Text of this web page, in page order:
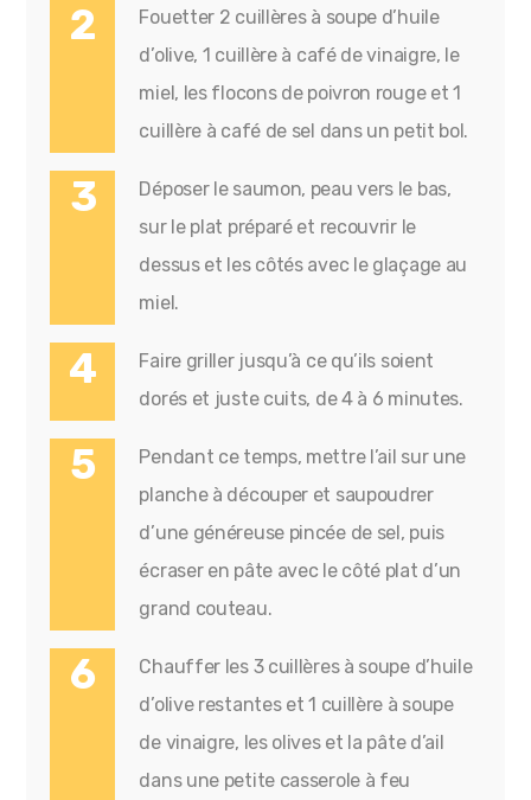
Fouetter 2 cuillères à soupe d’huile
d’olive, 1 cuillère à café de vinaigre, le
miel, les flocons de poivron rouge et 1
cuillère à café de sel dans un petit bol.
Déposer le saumon, peau vers le bas,
sur le plat préparé et recouvrir le
dessus et les côtés avec le glaçage au
miel.
Faire griller jusqu’à ce qu’ils soient
dorés et juste cuits, de 4 à 6 minutes.
Pendant ce temps, mettre l’ail sur une
planche à découper et saupoudrer
d’une généreuse pincée de sel, puis
écraser en pâte avec le côté plat d’un
grand couteau.
Chauffer les 3 cuillères à soupe d’huile
d’olive restantes et 1 cuillère à soupe
de vinaigre, les olives et la pâte d’ail
dans une petite casserole à feu